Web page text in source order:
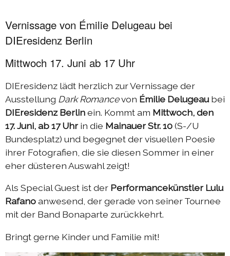
Vernissage von Émilie Delugeau bei
DIEresidenz Berlin
Mittwoch 17. Juni ab 17 Uhr
DIEresidenz lädt herzlich zur Vernissage der
Ausstellung Dark Romancevon Émilie Delugeaubei
DIEresidenz Berlinein. Kommt am Mittwoch, den
17. Juni, ab 17 Uhrin die Mainauer Str. 10(S-/U
Bundesplatz) und begegnet der visuellen Poesie
ihrer Fotografien, die sie diesen Sommer in einer
eher düsteren Auswahl zeigt!
Als Special Guest ist der Performancekünstler Lulu
Rafanoanwesend, der gerade von seiner Tournee
mit der Band Bonaparte zurückkehrt.
Bringt gerne Kinder und Familie mit!